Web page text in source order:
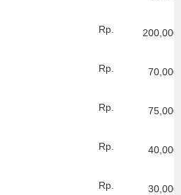
Rp. 200,000
Rp. 70,000
Rp. 75,000
Rp. 40,000
Rp. 30,000